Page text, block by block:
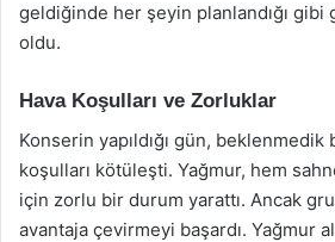
geldiğinde her şeyin planlandığı
oldu.
Hava Koşulları ve Zorluklar
Konserin yapıldığı gün,
koşulları kötüleşti. Yağmur, hem
için zorlu bir durum yarattı. Ancak
avantaja çevirmeyi başardı. Yağmur